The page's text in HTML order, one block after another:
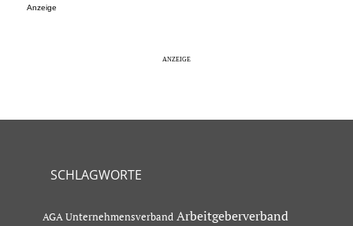
Anzeige
SCHLAGWORTE
AGA Unternehmensverband Arbeitgeberverband